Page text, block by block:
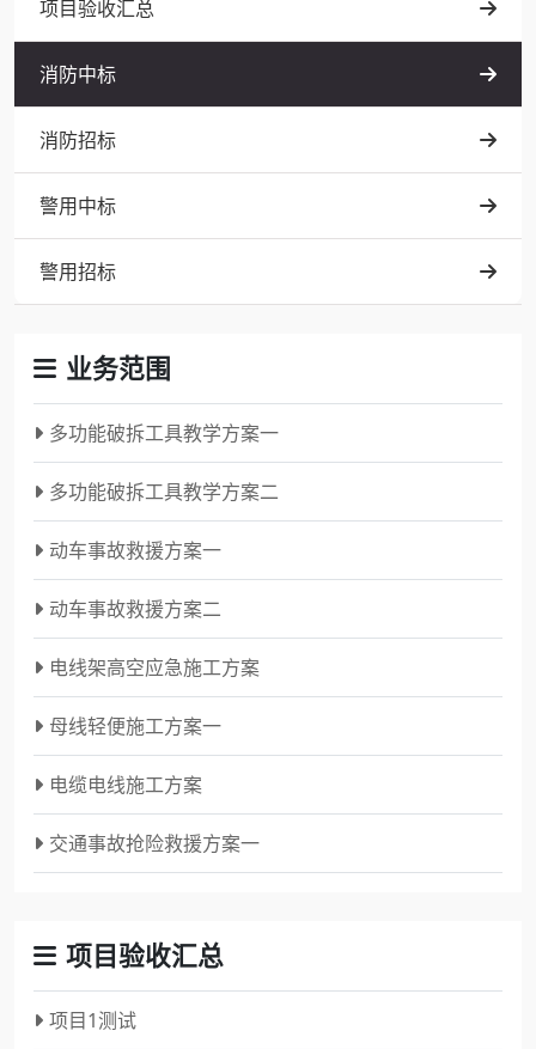
项目验收汇总
消防中标
消防招标
警用中标
警用招标
业务范围
多功能破拆工具教学方案一
多功能破拆工具教学方案二
动车事故救援方案一
动车事故救援方案二
电线架高空应急施工方案
母线轻便施工方案一
电缆电线施工方案
交通事故抢险救援方案一
项目验收汇总
项目1测试